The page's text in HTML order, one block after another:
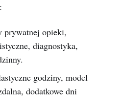
prywatnej opieki,
diagnostyka,
godziny, model
dodatkowe dni